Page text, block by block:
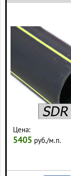
Цена:
5405 руб./м.п.